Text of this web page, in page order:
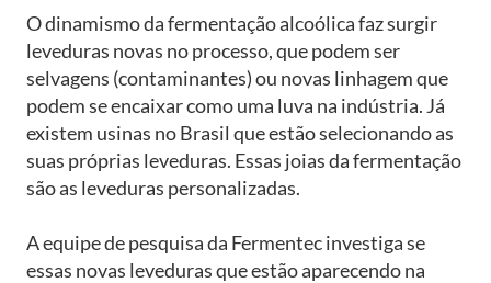
O dinamismo da fermentação alcoólica faz surgir
leveduras novas no processo, que podem ser
selvagens (contaminantes) ou novas linhagem que
podem se encaixar como uma luva na indústria. Já
existem usinas no Brasil que estão selecionando as
suas próprias leveduras. Essas joias da fermentação
são as leveduras personalizadas.
A equipe de pesquisa da Fermentec investiga se
essas novas leveduras que estão aparecendo na